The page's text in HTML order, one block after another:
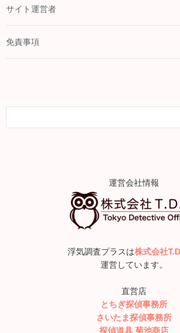
サイト運営者
免責事項
運営会社情報
浮気調査プラスは株式会社
運営しています。
直営店
とちぎ探偵事務所
さいたま探偵事務所
探偵道具 菊池商店